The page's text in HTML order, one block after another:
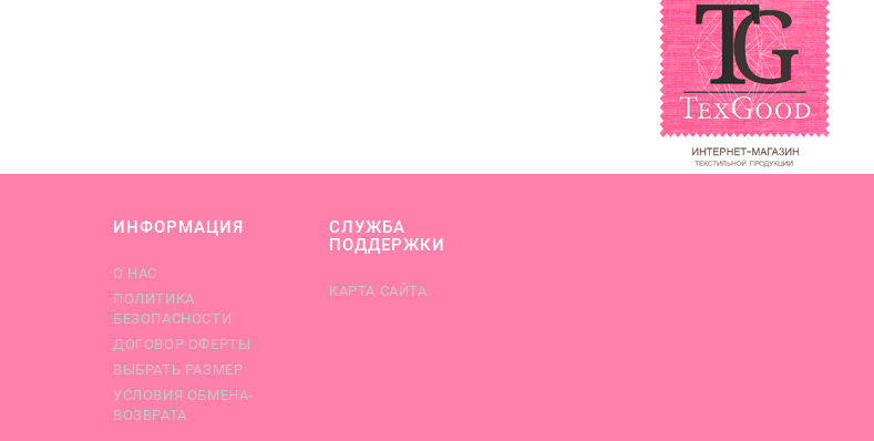
ИНФОРМАЦИЯ
О НАС
ПОЛИТИКА
БЕЗОПАСНОСТИ
ДОГОВОР ОФЕРТЫ
ВЫБРАТЬ РАЗМЕР
УСЛОВИЯ ОБМЕНА-
ВОЗВРАТА
СЛУЖБА
ПОДДЕРЖКИ
КАРТА САЙТА